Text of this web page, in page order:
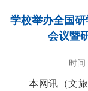
学校举办全国
会议暨
时间
本网讯 （文